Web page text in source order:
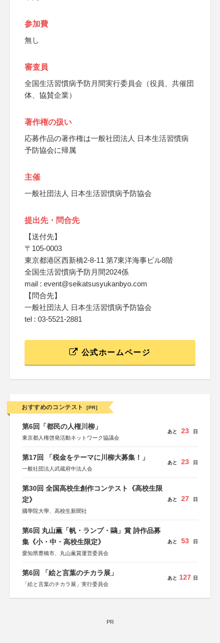
参加費
無し
審査員
全国生活習慣病予防月間実行委員会（役員、共催団
体、協賛企業）
著作権の扱い
応募作品の著作権は一般社団法人 日本生活習慣病
予防協会に帰属
主催
一般社団法人 日本生活習慣病予防協会
提出先・問合先
【送付先】
〒105-0003
東京都港区西新橋2-8-11 第7東洋海事ビル8階
全国生活習慣病予防月間2024係
mail : event@seikatsusyukanbyo.com
【問合先】
一般社団法人 日本生活習慣病予防協会
tel : 03-5521-2881
公式ホームページ
おすすめのコンテスト [PR]
第6回「都民の人権川柳」
東京都人権啓発活動ネットワーク協議会
あと 23 日
第17回 「税金をテーマに川柳大募集！」
一般社団法人武蔵府中法人会
あと 23 日
第30回 全国高校生創作コンテスト《高校生限
定》
國學院大學、高校生新聞社
あと 27 日
第6回 丸山薫「帆・ランプ・鷗」賞 詩作品募
集《小・中・高校生限定》
愛知県豊橋市、丸山薫賞運営委員会
あと 53 日
第6回 「絵と言葉のチカラ展」
「絵と言葉のチカラ展」実行委員会
あと 127 日
PR